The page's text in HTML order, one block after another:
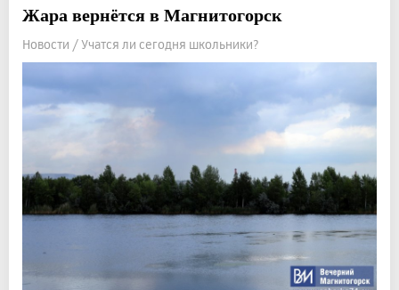
Жара вернётся в Магнитогорск
Новости / Учатся ли сегодня школьники?